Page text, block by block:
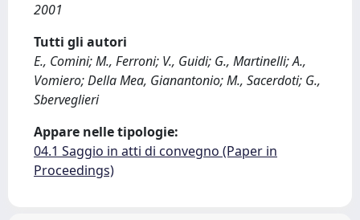
2001
Tutti gli autori
E., Comini; M., Ferroni; V., Guidi; G., Martinelli; A.,
Vomiero; Della Mea, Gianantonio; M., Sacerdoti; G.,
Sberveglieri
Appare nelle tipologie:
04.1 Saggio in atti di convegno (Paper in
Proceedings)